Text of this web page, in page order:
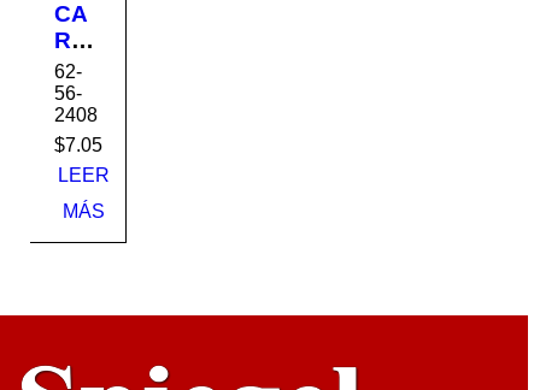
CA
RRI
OL
A
1.50
K-
16
4x2
x8
62-
56-
2408
$7.05
LEER
MÁS